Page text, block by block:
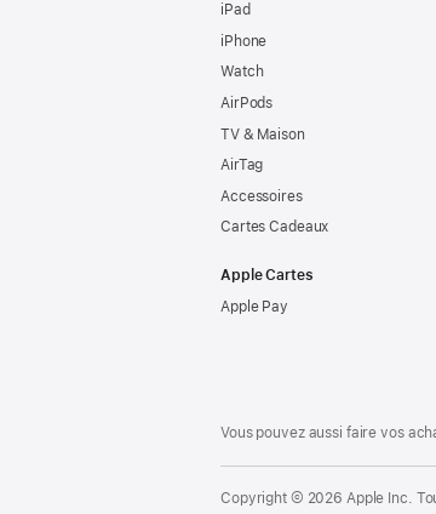
iPad
iPhone
Watch
AirPods
TV & Maison
AirTag
Accessoires
Cartes Cadeaux
Apple Cartes
Apple Pay
Vous pouvez aussi faire vos
Copyright © 2026 Apple Inc.